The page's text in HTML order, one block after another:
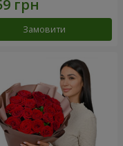
Замовити